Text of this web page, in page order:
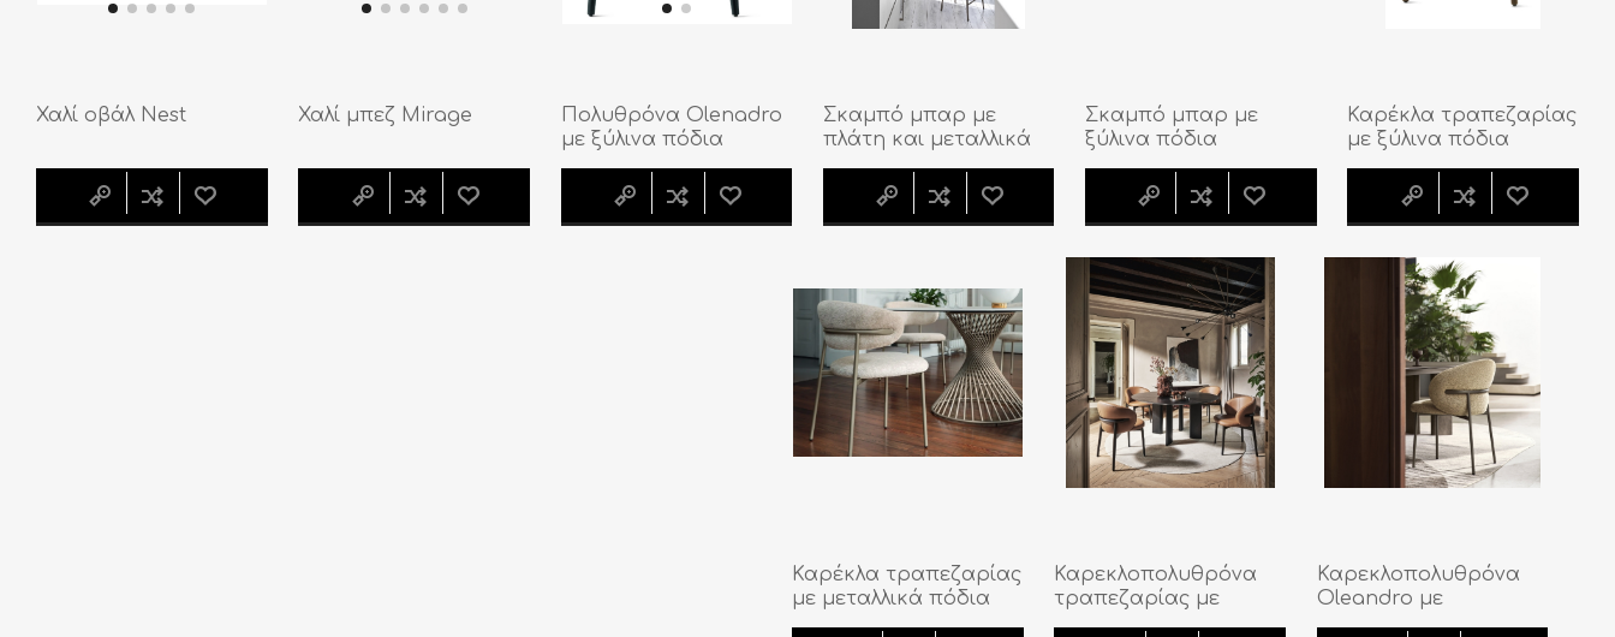
Χαλί οβάλ Nest Χαλί μπεζ Mirage
Πολυθρόνα Olenadro
με ξύλινα πόδια
Σκαμπό μπαρ με
πλάτη και μεταλλικά
πόδια Oleandro
Σκαμπό μπαρ με
ξύλινα πόδια
Oleandro
Καρέκλα τραπεζαρίας
με ξύλινα πόδια
Oleandro
Καρέκλα τραπεζαρίας
με μεταλλικά πόδια
Oleandro
Καρεκλοπολυθρόνα
τραπεζαρίας με
ξύλινα πόδια
Καρεκλοπολυθρόνα
Oleandro με
μεταλλικά πόδια